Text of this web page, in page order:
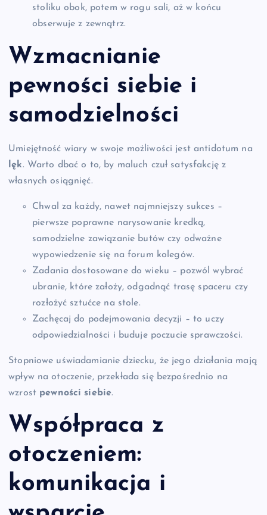
stoliku obok, potem w rogu sali, aż w końcu
obserwuje z zewnątrz.
Wzmacnianie
pewności siebie i
samodzielności
Umiejętność wiary w swoje możliwości jest antidotum na
lęk. Warto dbać o to, by maluch czuł satysfakcję z
własnych osiągnięć.
Chwal za każdy, nawet najmniejszy sukces –
pierwsze poprawne narysowanie kredką,
samodzielne zawiązanie butów czy odważne
wypowiedzenie się na forum kolegów.
Zadania dostosowane do wieku – pozwól wybrać
ubranie, które założy, odgadnąć trasę spaceru czy
rozłożyć sztućce na stole.
Zachęcaj do podejmowania decyzji – to uczy
odpowiedzialności i buduje poczucie sprawczości.
Stopniowe uświadamianie dziecku, że jego działania mają
wpływ na otoczenie, przekłada się bezpośrednio na
wzrost pewności siebie.
Współpraca z
otoczeniem:
komunikacja i